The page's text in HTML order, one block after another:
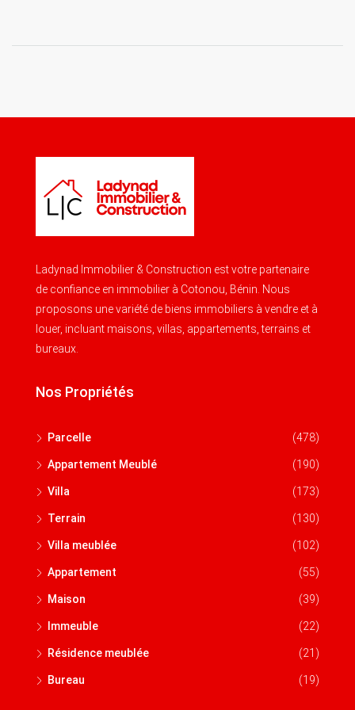
Ladynad Immobilier & Construction est votre partenaire
de confiance en immobilier à Cotonou, Bénin. Nous
proposons une variété de biens immobiliers à vendre et à
louer, incluant maisons, villas, appartements, terrains et
bureaux.
Nos Propriétés
Parcelle (478)
Appartement Meublé (190)
Villa (173)
Terrain (130)
Villa meublée (102)
Appartement (55)
Maison (39)
Immeuble (22)
Résidence meublée (21)
Bureau (19)